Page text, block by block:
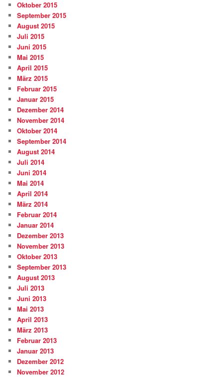
Oktober 2015
September 2015
August 2015
Juli 2015
Juni 2015
Mai 2015
April 2015
März 2015
Februar 2015
Januar 2015
Dezember 2014
November 2014
Oktober 2014
September 2014
August 2014
Juli 2014
Juni 2014
Mai 2014
April 2014
März 2014
Februar 2014
Januar 2014
Dezember 2013
November 2013
Oktober 2013
September 2013
August 2013
Juli 2013
Juni 2013
Mai 2013
April 2013
März 2013
Februar 2013
Januar 2013
Dezember 2012
November 2012